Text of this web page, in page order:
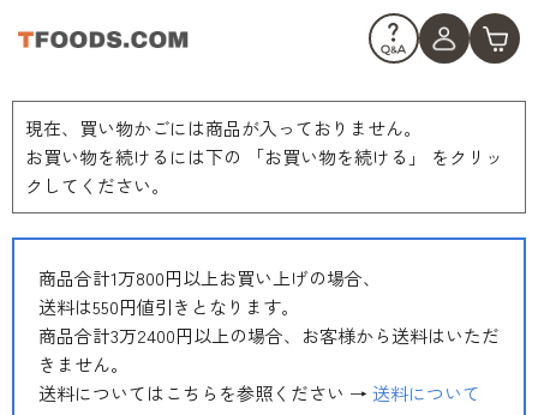
現在、買い物かごには商品が入っておりません。
お買い物を続けるには下の 「お買い物を続ける」 をクリッ
クしてください。
商品合計1万800円以上お買い上げの場合、
送料は550円値引きとなります。
商品合計3万2400円以上の場合、お客様から送料はいただ
きません。
送料についてはこちらを参照ください → 送料について